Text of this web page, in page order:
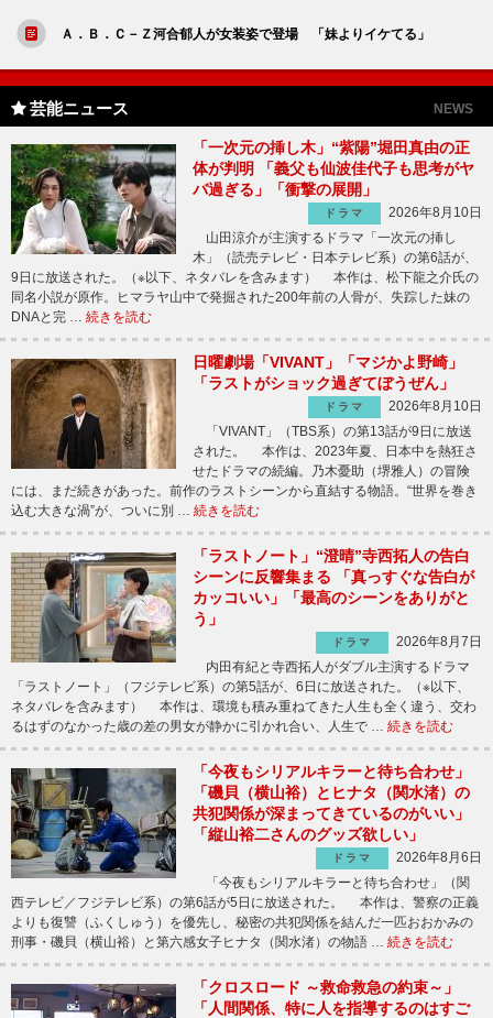
Ａ．Ｂ．Ｃ－Ｚ河合郁人が女装姿で登場 「妹よりイケてる」
芸能ニュース NEWS
「一次元の挿し木」“紫陽”堀田真由の正
体が判明 「義父も仙波佳代子も思考がヤ
バ過ぎる」「衝撃の展開」
ドラマ
2026年8月10日
山田涼介が主演するドラマ「一次元の挿し
木」（読売テレビ・日本テレビ系）の第6話が、
9日に放送された。（※以下、ネタバレを含みます） 本作は、松下龍之介氏の
同名小説が原作。ヒマラヤ山中で発掘された200年前の人骨が、失踪した妹の
DNAと完 … 続きを読む
日曜劇場「VIVANT」「マジかよ野崎」
「ラストがショック過ぎてぼうぜん」
ドラマ
2026年8月10日
「VIVANT」（TBS系）の第13話が9日に放送
された。 本作は、2023年夏、日本中を熱狂さ
せたドラマの続編。乃木憂助（堺雅人）の冒険
には、まだ続きがあった。前作のラストシーンから直結する物語。“世界を巻き
込む大きな渦”が、ついに別 … 続きを読む
「ラストノート」“澄晴”寺西拓人の告白
シーンに反響集まる 「真っすぐな告白が
カッコいい」「最高のシーンをありがと
う」
ドラマ
2026年8月7日
内田有紀と寺西拓人がダブル主演するドラマ
「ラストノート」（フジテレビ系）の第5話が、6日に放送された。（※以下、
ネタバレを含みます） 本作は、環境も積み重ねてきた人生も全く違う、交わ
るはずのなかった歳の差の男女が静かに引かれ合い、人生で … 続きを読む
「今夜もシリアルキラーと待ち合わせ」
「磯貝（横山裕）とヒナタ（関水渚）の
共犯関係が深まってきているのがいい」
「縦山裕二さんのグッズ欲しい」
ドラマ
2026年8月6日
「今夜もシリアルキラーと待ち合わせ」（関
西テレビ／フジテレビ系）の第6話が5日に放送された。 本作は、警察の正義
よりも復讐（ふくしゅう）を優先し、秘密の共犯関係を結んだ一匹おおかみの
刑事・磯貝（横山裕）と第六感女子ヒナタ（関水渚）の物語 … 続きを読む
「クロスロード ～救命救急の約束～」
「人間関係、特に人を指導するのはすご